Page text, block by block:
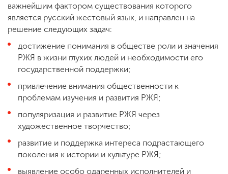
важнейшим фактором существования которого
является русский жестовый язык, и направлен на
решение следующих задач:
достижение понимания в обществе роли и значения
РЖЯ в жизни глухих людей и необходимости его
государственной поддержки;
привлечение внимания общественности к
проблемам изучения и развития РЖЯ;
популяризация и развитие РЖЯ через
художественное творчество;
развитие и поддержка интереса подрастающего
поколения к истории и культуре РЖЯ;
выявление особо одаренных исполнителей и